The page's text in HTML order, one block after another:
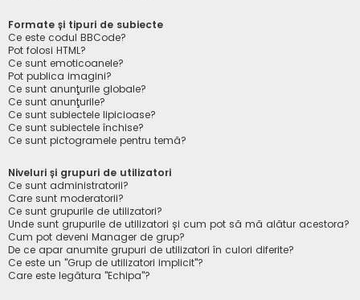
Formate și tipuri de subiecte
Ce este codul BBCode?
Pot folosi HTML?
Ce sunt emoticoanele?
Pot publica imagini?
Ce sunt anunţurile globale?
Ce sunt anunţurile?
Ce sunt subiectele lipicioase?
Ce sunt subiectele închise?
Ce sunt pictogramele pentru temă?
Niveluri și grupuri de utilizatori
Ce sunt administratorii?
Care sunt moderatorii?
Ce sunt grupurile de utilizatori?
Unde sunt grupurile de utilizatori și cum pot să mă alătur acestora?
Cum pot deveni Manager de grup?
De ce apar anumite grupuri de utilizatori în culori diferite?
Ce este un "Grup de utilizatori implicit"?
Care este legătura "Echipa"?